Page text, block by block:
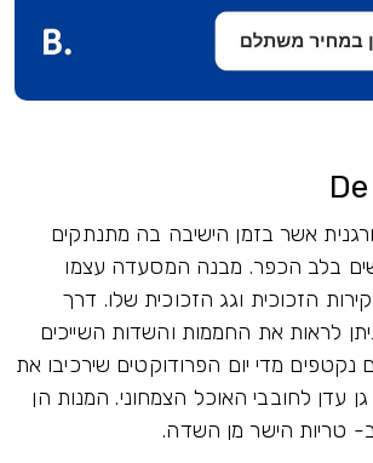
אשר בזמן הישיבה בה מתנתקים
בלב הכפר. מבנה המסעדה עצמו
הזכוכית וגג הזכוכית שלו. דרך
לראות את החממות והשדות השייכים
מדי יום הפרודוקטים שירכיבו את
עדן לחובבי האוכל הצמחוני. המנות הן
טריות הישר מן השדה.